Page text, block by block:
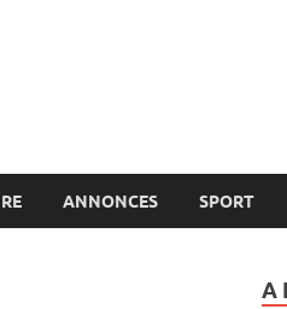
ANNONCES SPORT
A